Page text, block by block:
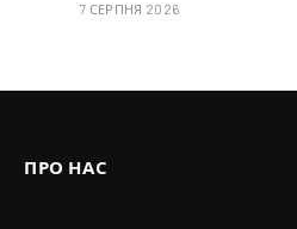
7 СЕРПНЯ 2026
ПРО НАС